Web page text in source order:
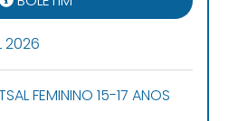
2026
FEMININO 15-17 ANOS